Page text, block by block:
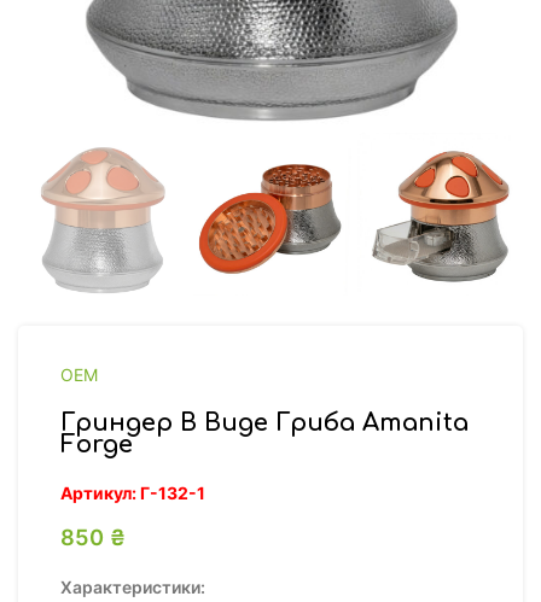
OEM
Гриндер В Виде Гриба Amanita
Forge
Артикул:Г-132-1
850 ₴
Характеристики: